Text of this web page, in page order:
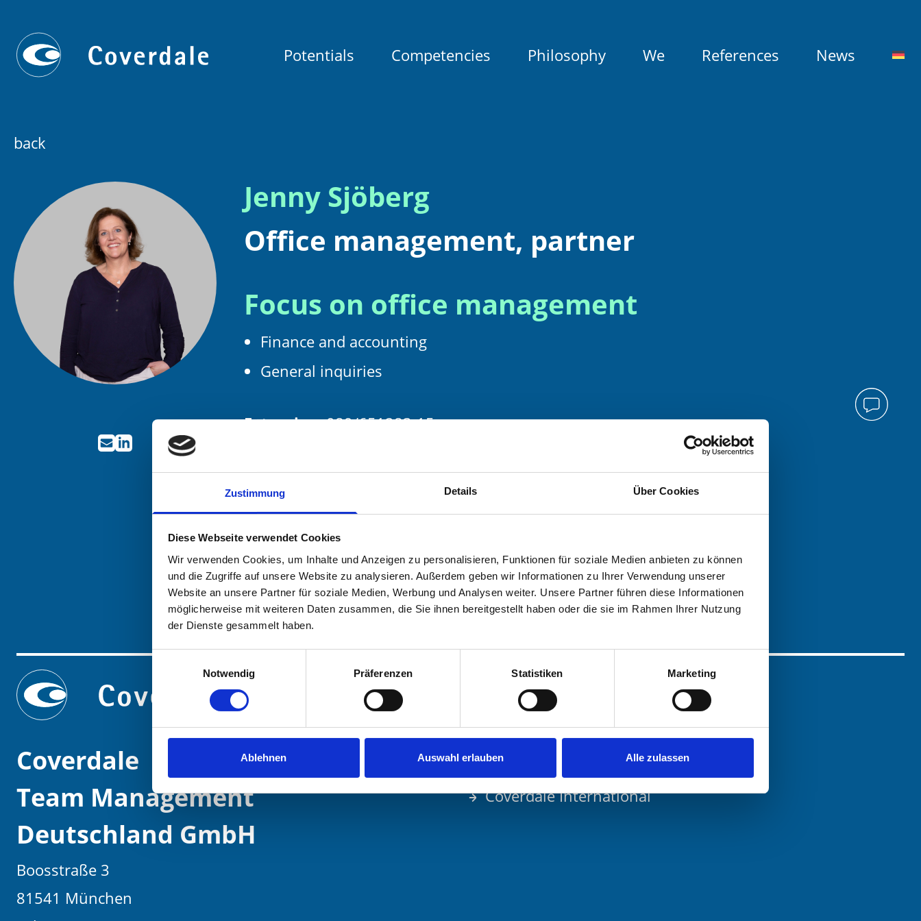
Zustimmung Details Über Cookies
Diese Webseite verwendet Cookies
Wir verwenden Cookies, um Inhalte und Anzeigen zu personalisieren, Funktionen für soziale Medien anbieten zu können
und die Zugriffe auf unsere Website zu analysieren. Außerdem geben wir Informationen zu Ihrer Verwendung unserer
Website an unsere Partner für soziale Medien, Werbung und Analysen weiter. Unsere Partner führen diese Informationen
möglicherweise mit weiteren Daten zusammen, die Sie ihnen bereitgestellt haben oder die sie im Rahmen Ihrer Nutzung
der Dienste gesammelt haben.
Einwilligungsauswahl
Notwendig
Präferenzen Statistiken Marketing
Ablehnen Auswahl erlauben Alle zulassen
Potentials Competencies Philosophy We References News
back
Jenny Sjöberg
Office management, partner
Focus on office management
Finance and accounting
General inquiries
Extension:089/651283-15
Coverdale
Team Management
Deutschland GmbH
Boosstraße 3
81541 München
Quicklinks
Coverdale International